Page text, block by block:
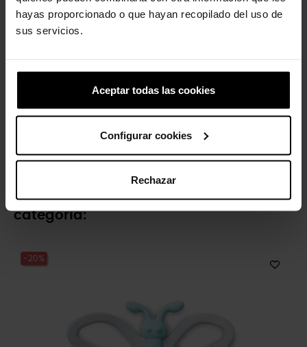
hayas proporcionado o que hayan recopilado del uso de
sus servicios.
Aceptar todas las cookies
Configurar cookies
Rechazar
4,99 € 3,99 €
4 otros productos de la misma
categoría:
-20%